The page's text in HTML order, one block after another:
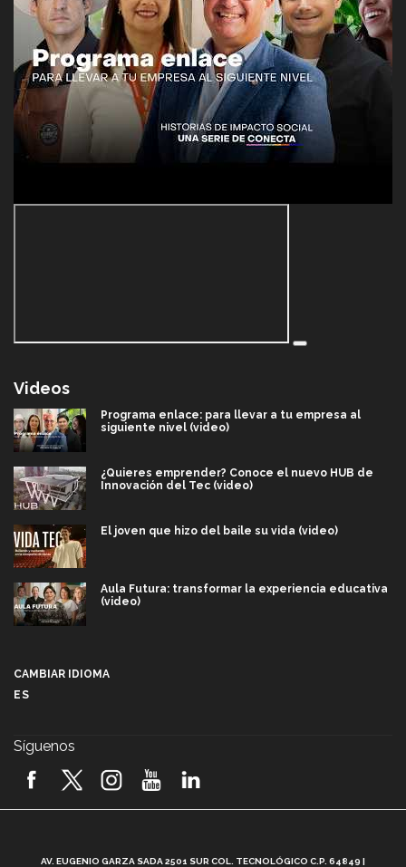
Videos
Programa enlace: para llevar a tu empresa al
siguiente nivel (video)
¿Quieres emprender? Conoce el nuevo HUB de
Innovación del Tec (video)
El joven que hizo del baile su vida (video)
Aula Futura: transformar la experiencia educativa
(video)
2026! (video)
CAMBIAR IDIOMA
ES
Síguenos
AV. EUGENIO GARZA SADA 2501 SUR COL. TECNOLÓGICO C.P. 64849 |